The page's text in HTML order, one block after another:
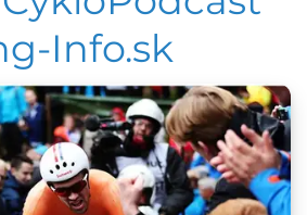
Info.sk